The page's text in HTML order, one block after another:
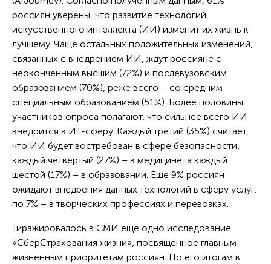
россиян уверены, что развитие технологий
искусственного интеллекта (ИИ) изменит их жизнь к
лучшему. Чаще остальных положительных изменений,
связанных с внедрением ИИ, ждут россияне с
неоконченным высшим (72%) и послевузовским
образованием (70%), реже всего – со средним
специальным образованием (51%). Более половины
участников опроса полагают, что сильнее всего ИИ
внедрится в ИT-сферу. Каждый третий (35%) считает,
что ИИ будет востребован в сфере безопасности,
каждый четвертый (27%) – в медицине, а каждый
шестой (17%) – в образовании. Еще 9% россиян
ожидают внедрения данных технологий в сферу услуг,
по 7% – в творческих профессиях и перевозках.
Тиражировалось в СМИ еще одно исследование
«СберСтрахования жизни», посвященное главным
жизненным приоритетам россиян. По его итогам в